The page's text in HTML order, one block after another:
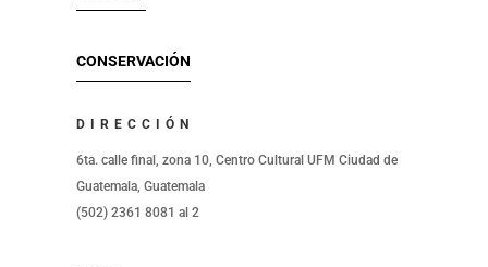
CONSERVACIÓN
DIRECCIÓN
6ta. calle final, zona 10, Centro Cultural UFM Ciudad de
Guatemala, Guatemala
(502) 2361 8081 al 2